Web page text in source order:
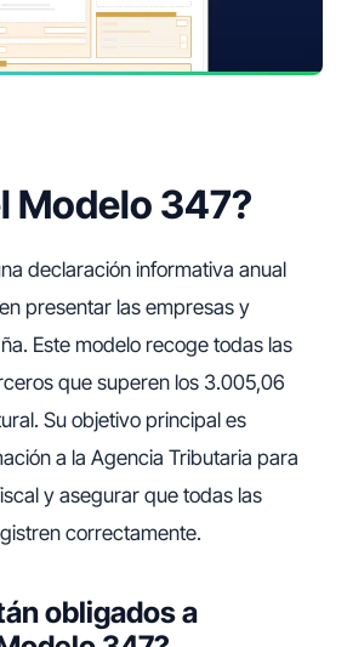
Modelo 347?
declaración informativa anual
presentar las empresas y
Este modelo recoge todas las
que superen los 3.005,06
Su objetivo principal es
a la Agencia Tributaria para
y asegurar que todas las
correctamente.
obligados a